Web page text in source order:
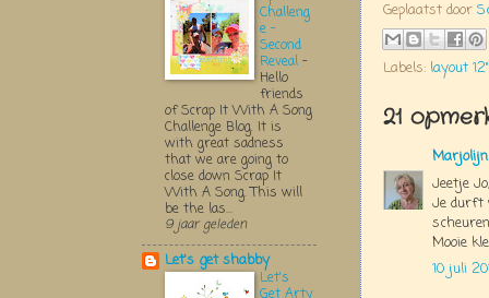
Geplaatst door
Labels: layout
21
Jeetje
Je durft
Mooie
10 juli
Challeng
e -
Second
Reveal -
Hello
friends
of Scrap It With A Song
Challenge Blog. It is
with great sadness
that we are going to
close down Scrap It
With A Song. This will
be the las...
9 jaar geleden
Let's get shabby
Let's